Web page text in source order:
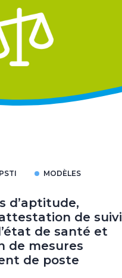
MODÈLES
d’aptitude,
de suivi
de santé et
de mesures
de poste